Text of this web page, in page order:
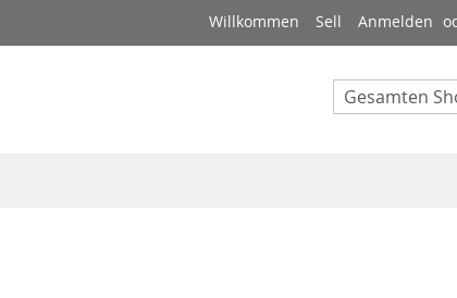
Willkommen Sell Anmelden
Search